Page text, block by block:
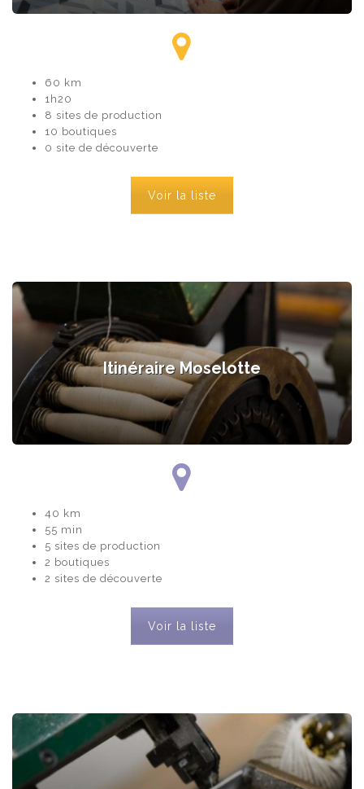
60 km
1h20
8 sites de production
10 boutiques
0 site de découverte
Voir la liste
Itinéraire Moselotte
40 km
55 min
5 sites de production
2 boutiques
2 sites de découverte
Voir la liste